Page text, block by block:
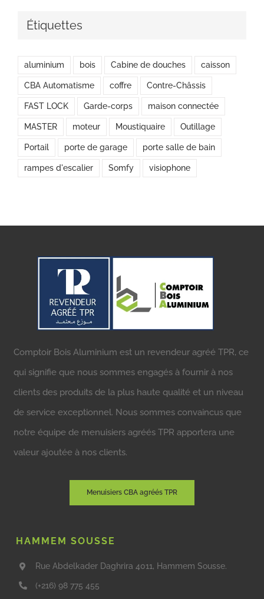
Étiquettes
aluminium bois Cabine de douches caisson
CBA Automatisme coffre Contre-Châssis
FAST LOCK Garde-corps maison connectée
MASTER moteur Moustiquaire Outillage
Portail porte de garage porte salle de bain
rampes d'escalier Somfy visiophone
Comptoir Bois Aluminium est un revendeur agréé TPR, ce
qui signifie que nous sommes engagés à fournir à nos
clients des produits de la plus haute qualité et un niveau
de service exceptionnel. Nous sommes convaincus que
notre équipe de menuisiers agréés TPR apportera une
valeur ajoutée à nos clients.
Menuisiers CBA agréés TPR
HAMMEM SOUSSE
Rue Abdelkader Daghrira 4011, Hammem Sousse.
(+216) 98 775 455